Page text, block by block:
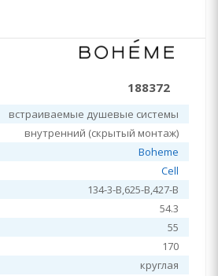
188372
встраиваемые душевые системы
внутренний (скрытый монтаж)
Boheme
Cell
134-3-B,625-B,427-B
54.3
55
170
круглая